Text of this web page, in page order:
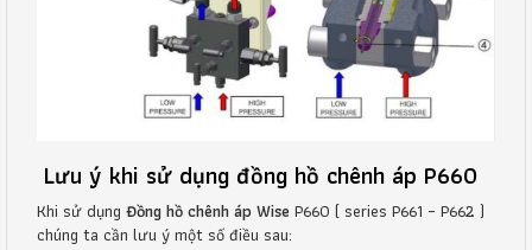
Lưu ý khi sử dụng đồng hồ chênh áp P660
Khi sử dụng Đồng hồ chênh áp Wise P660 ( series P661 – P662 )
chúng ta cần lưu ý một số điều sau: